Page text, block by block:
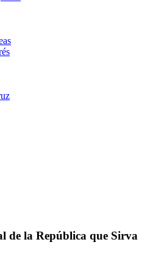
de la República que Sirva